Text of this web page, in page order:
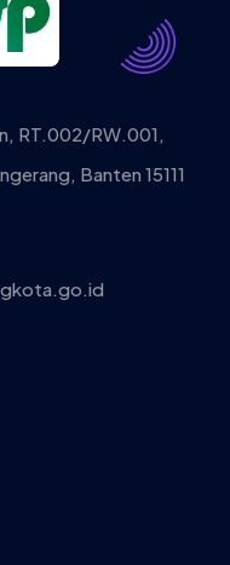
RT.002/RW.001,
Banten 15111